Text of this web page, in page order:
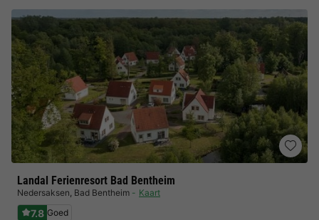
Landal Ferienresort Bad Bentheim
Nedersaksen, Bad Bentheim Kaart
7.8 Goed